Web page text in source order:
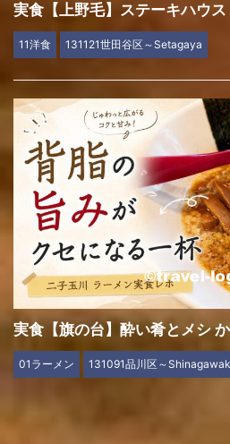
実食【上野毛】ステーキハウ
11洋食 131121世田谷区～Setagaya
実食【旗の台】酔い肴とメシ
01ラーメン 131091品川区～